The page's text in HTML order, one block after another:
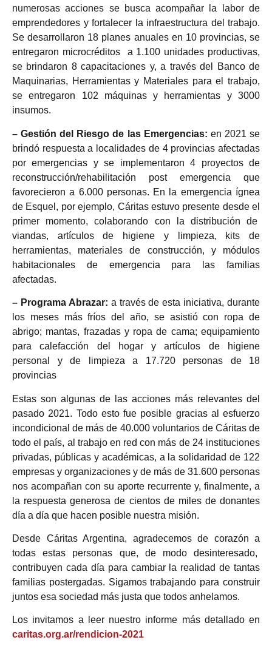
numerosas acciones se busca acompañar la labor de
emprendedores y fortalecer la infraestructura del trabajo.
Se desarrollaron 18 planes anuales en 10 provincias, se
entregaron microcréditos a 1.100 unidades productivas,
se brindaron 8 capacitaciones y, a través del Banco de
Maquinarias, Herramientas y Materiales para el trabajo,
se entregaron 102 máquinas y herramientas y 3000
insumos.
– Gestión del Riesgo de las Emergencias: en 2021 se
brindó respuesta a localidades de 4 provincias afectadas
por emergencias y se implementaron 4 proyectos de
reconstrucción/rehabilitación post emergencia que
favorecieron a 6.000 personas. En la emergencia ígnea
de Esquel, por ejemplo, Cáritas estuvo presente desde el
primer momento, colaborando con la distribución de
viandas, artículos de higiene y limpieza, kits de
herramientas, materiales de construcción, y módulos
habitacionales de emergencia para las familias
afectadas.
– Programa Abrazar: a través de esta iniciativa, durante
los meses más fríos del año, se asistió con ropa de
abrigo; mantas, frazadas y ropa de cama; equipamiento
para calefacción del hogar y artículos de higiene
personal y de limpieza a 17.720 personas de 18
provincias
Estas son algunas de las acciones más relevantes del
pasado 2021. Todo esto fue posible gracias al esfuerzo
incondicional de más de 40.000 voluntarios de Cáritas de
todo el país, al trabajo en red con más de 24 instituciones
privadas, públicas y académicas, a la solidaridad de 122
empresas y organizaciones y de más de 31.600 personas
nos acompañan con su aporte recurrente y, finalmente, a
la respuesta generosa de cientos de miles de donantes
día a día que hacen posible nuestra misión.
Desde Cáritas Argentina, agradecemos de corazón a
todas estas personas que, de modo desinteresado,
contribuyen cada día para cambiar la realidad de tantas
familias postergadas. Sigamos trabajando para construir
juntos esa sociedad más justa que todos anhelamos.
Los invitamos a leer nuestro informe más detallado en
caritas.org.ar/rendicion-2021